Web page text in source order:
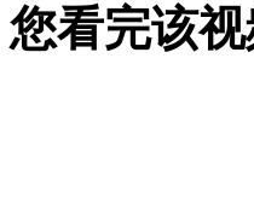
广州拟规定10岁以内
您看完该